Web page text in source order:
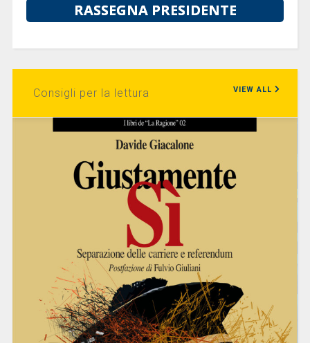
RASSEGNA PRESIDENTE
Consigli per la lettura VIEW ALL